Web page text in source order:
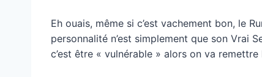
Eh ouais, même si c’est vachement bon, le
personnalité n’est simplement que son Vrai
c’est être « vulnérable » alors on va